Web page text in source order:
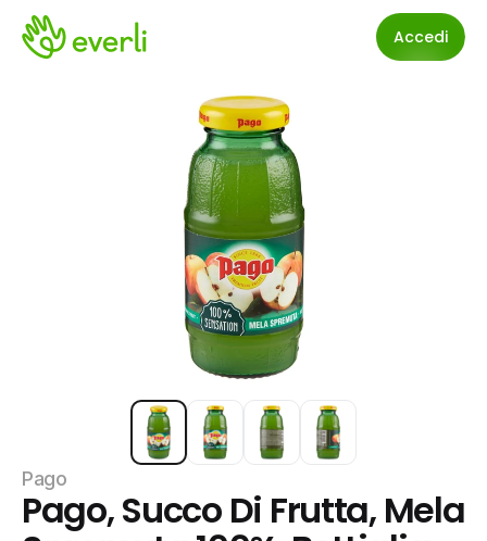
Accedi
Pago
Pago, Succo Di Frutta, Mela